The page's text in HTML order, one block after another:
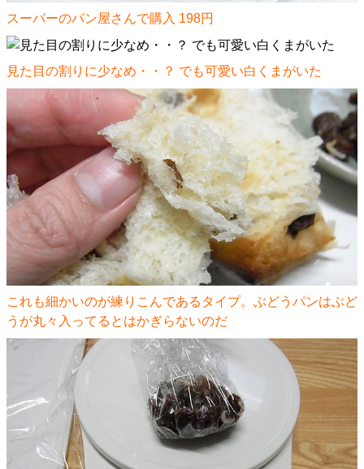
スーパーのパン屋さんで購入 198円
見た目の割りに少なめ・・？ でも可愛い白くまがいた
これも細かいのが練りこんであるタイプ。ぶどうパンはぶど
うが丸々入ってるとはかぎらないのだ